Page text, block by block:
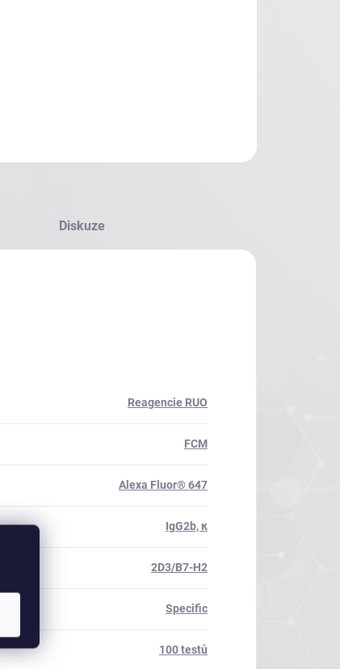
Diskuze
Reagencie RUO
FCM
Alexa Fluor® 647
IgG2b, κ
2D3/B7-H2
Specific
100 testů